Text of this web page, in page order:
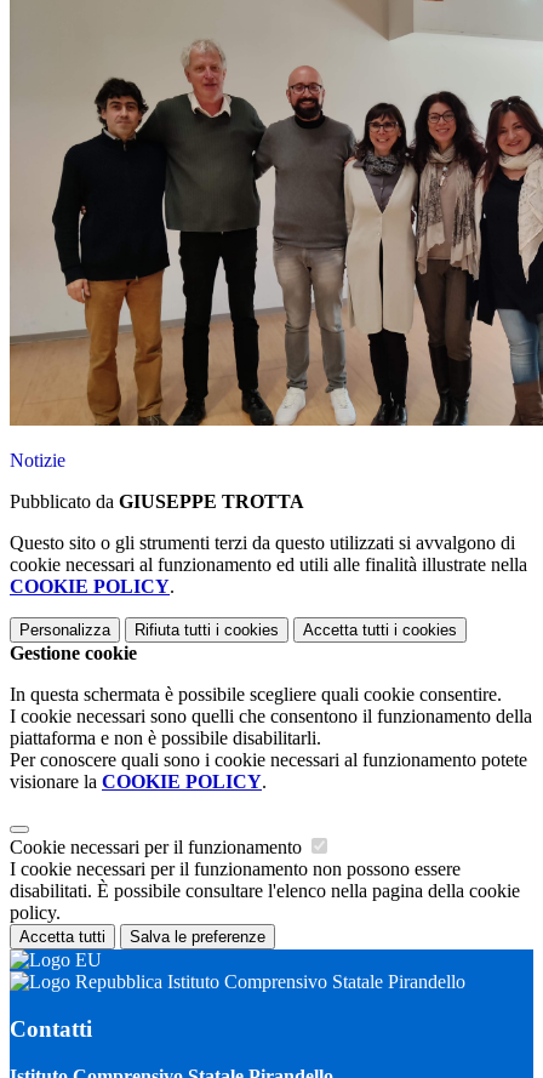
Notizie
Pubblicato da GIUSEPPE TROTTA
Questo sito o gli strumenti terzi da questo utilizzati si avvalgono di
cookie necessari al funzionamento ed utili alle finalità illustrate nella
COOKIE POLICY.
Personalizza Rifiuta tutti i cookies Accetta tutti i cookies
Gestione cookie
In questa schermata è possibile scegliere quali cookie consentire.
I cookie necessari sono quelli che consentono il funzionamento della
piattaforma e non è possibile disabilitarli.
Per conoscere quali sono i cookie necessari al funzionamento potete
visionare la COOKIE POLICY.
Cookie necessari per il funzionamento
I cookie necessari per il funzionamento non possono essere
disabilitati. È possibile consultare l'elenco nella pagina della cookie
policy.
Accetta tutti Salva le preferenze
Istituto Comprensivo Statale Pirandello
Contatti